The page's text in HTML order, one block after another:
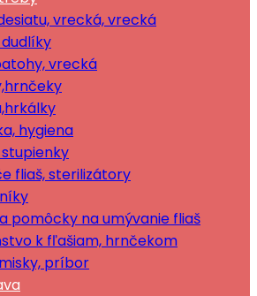
vrecká, vrecká
vrecká
hygiena
fliaš, sterilizátory
pomôcky na umývanie fliaš
k fľašiam, hrnčekom
príbor